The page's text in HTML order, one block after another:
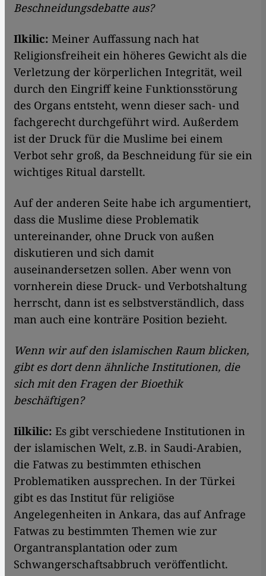
Beschneidungsdebatte aus?
Ilkilic: Meiner Auffassung nach hat
Religionsfreiheit ein höheres Gewicht als die
Verletzung der körperlichen Integrität, weil
durch den Eingriff keine Funktionsstörung
des Organs entsteht, wenn dieser sach- und
fachgerecht durchgeführt wird. Außerdem
ist der Druck für die Muslime bei einem
Verbot sehr groß, da Beschneidung für sie ein
wichtiges Ritual darstellt.
Auf der anderen Seite habe ich argumentiert,
dass die Muslime diese Problematik
untereinander, ohne Druck von außen
diskutieren und sich damit
auseinandersetzen sollen. Aber wenn von
vornherein diese Druck- und Verbotshaltung
herrscht, dann ist es selbstverständlich, dass
man auch eine konträre Position bezieht.
Wenn wir auf den islamischen Raum blicken,
gibt es dort denn ähnliche Institutionen, die
sich mit den Fragen der Bioethik
beschäftigen?
Iilkilic: Es gibt verschiedene Institutionen in
der islamischen Welt, z.B. in Saudi-Arabien,
die Fatwas zu bestimmten ethischen
Problematiken aussprechen. In der Türkei
gibt es das Institut für religiöse
Angelegenheiten in Ankara, das auf Anfrage
Fatwas zu bestimmten Themen wie zur
Organtransplantation oder zum
Schwangerschaftsabbruch veröffentlicht.